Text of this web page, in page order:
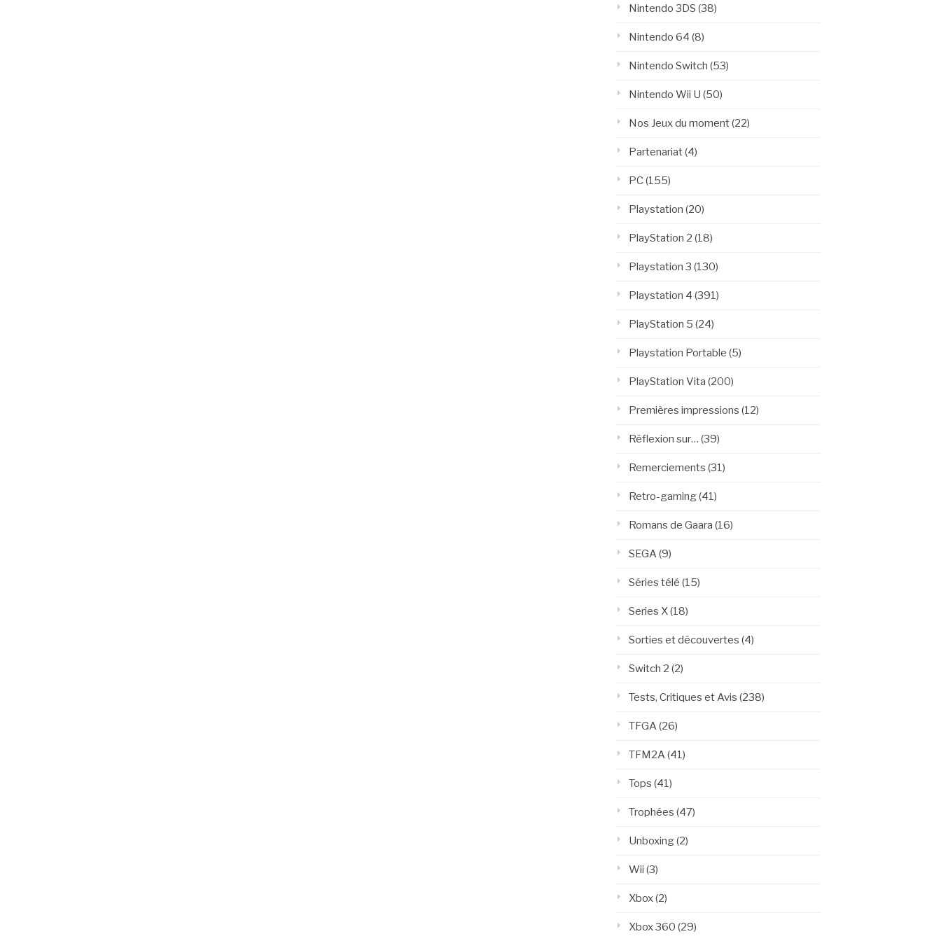
Nintendo 3DS (38)
Nintendo 64 (8)
Nintendo Switch (53)
Nintendo Wii U (50)
Nos Jeux du moment(22)
Partenariat(4)
PC(155)
Playstation (20)
PlayStation 2 (18)
Playstation 3 (130)
Playstation 4 (391)
PlayStation 5 (24)
Playstation Portable (5)
PlayStation Vita (200)
Premières impressions (12)
Réflexion sur… (39)
Remerciements (31)
Retro-gaming(41)
Romans de Gaara (16)
SEGA (9)
Séries télé (15)
Series X(18)
Sorties et découvertes (4)
Switch 2 (2)
Tests, Critiques et Avis (238)
TFGA (26)
TFM2A (41)
Tops (41)
Trophées (47)
Unboxing(2)
Wii (3)
Xbox(2)
Xbox 360 (29)